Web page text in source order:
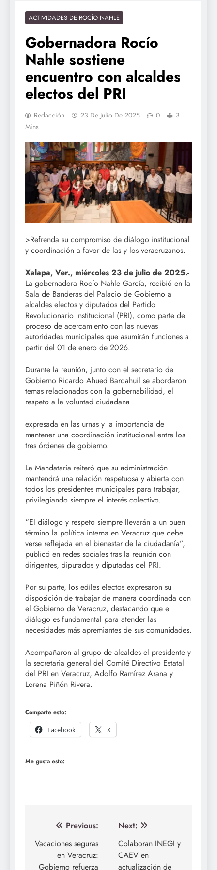
ACTIVIDADES DE ROCÍO NAHLE
Gobernadora Rocío
Nahle sostiene
encuentro con alcaldes
electos del PRI
Redacción 23 De Julio De 2025 0
3
Mins
>Refrenda su compromiso de diálogo institucional
y coordinación a favor de las y los veracruzanos.
Xalapa, Ver., miércoles 23 de julio de 2025.-
La gobernadora Rocío Nahle García, recibió en la
Sala de Banderas del Palacio de Gobierno a
alcaldes electos y diputados del Partido
Revolucionario Institucional (PRI), como parte del
proceso de acercamiento con las nuevas
autoridades municipales que asumirán funciones a
partir del 01 de enero de 2026.
Durante la reunión, junto con el secretario de
Gobierno Ricardo Ahued Bardahuil se abordaron
temas relacionados con la gobernabilidad, el
respeto a la voluntad ciudadana
expresada en las urnas y la importancia de
mantener una coordinación institucional entre los
tres órdenes de gobierno.
La Mandataria reiteró que su administración
mantendrá una relación respetuosa y abierta con
todos los presidentes municipales para trabajar,
privilegiando siempre el interés colectivo.
“El diálogo y respeto siempre llevarán a un buen
término la política interna en Veracruz que debe
verse reflejada en el bienestar de la ciudadanía”,
publicó en redes sociales tras la reunión con
dirigentes, diputados y diputadas del PRI.
Por su parte, los ediles electos expresaron su
disposición de trabajar de manera coordinada con
el Gobierno de Veracruz, destacando que el
diálogo es fundamental para atender las
necesidades más apremiantes de sus comunidades.
Acompañaron al grupo de alcaldes el presidente y
la secretaria general del Comité Directivo Estatal
del PRI en Veracruz, Adolfo Ramírez Arana y
Lorena Piñón Rivera.
Comparte esto:
Facebook
X
Me gusta esto:
Navegación
de
entradas
Previous:
Vacaciones seguras
en Veracruz:
Gobierno refuerza
Next:
Colaboran INEGI y
CAEV en
actualización de